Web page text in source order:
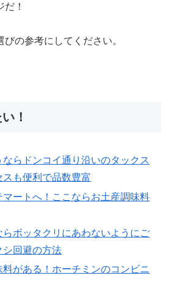
！
の参考にしてください。
！
らドンコイ通り沿いのタックス
も便利で品数豊富
マートへ！ここならお土産調味料
らボッタクリにあわないようにご
シ回避の方法
料がある！ホーチミンのコンビニ